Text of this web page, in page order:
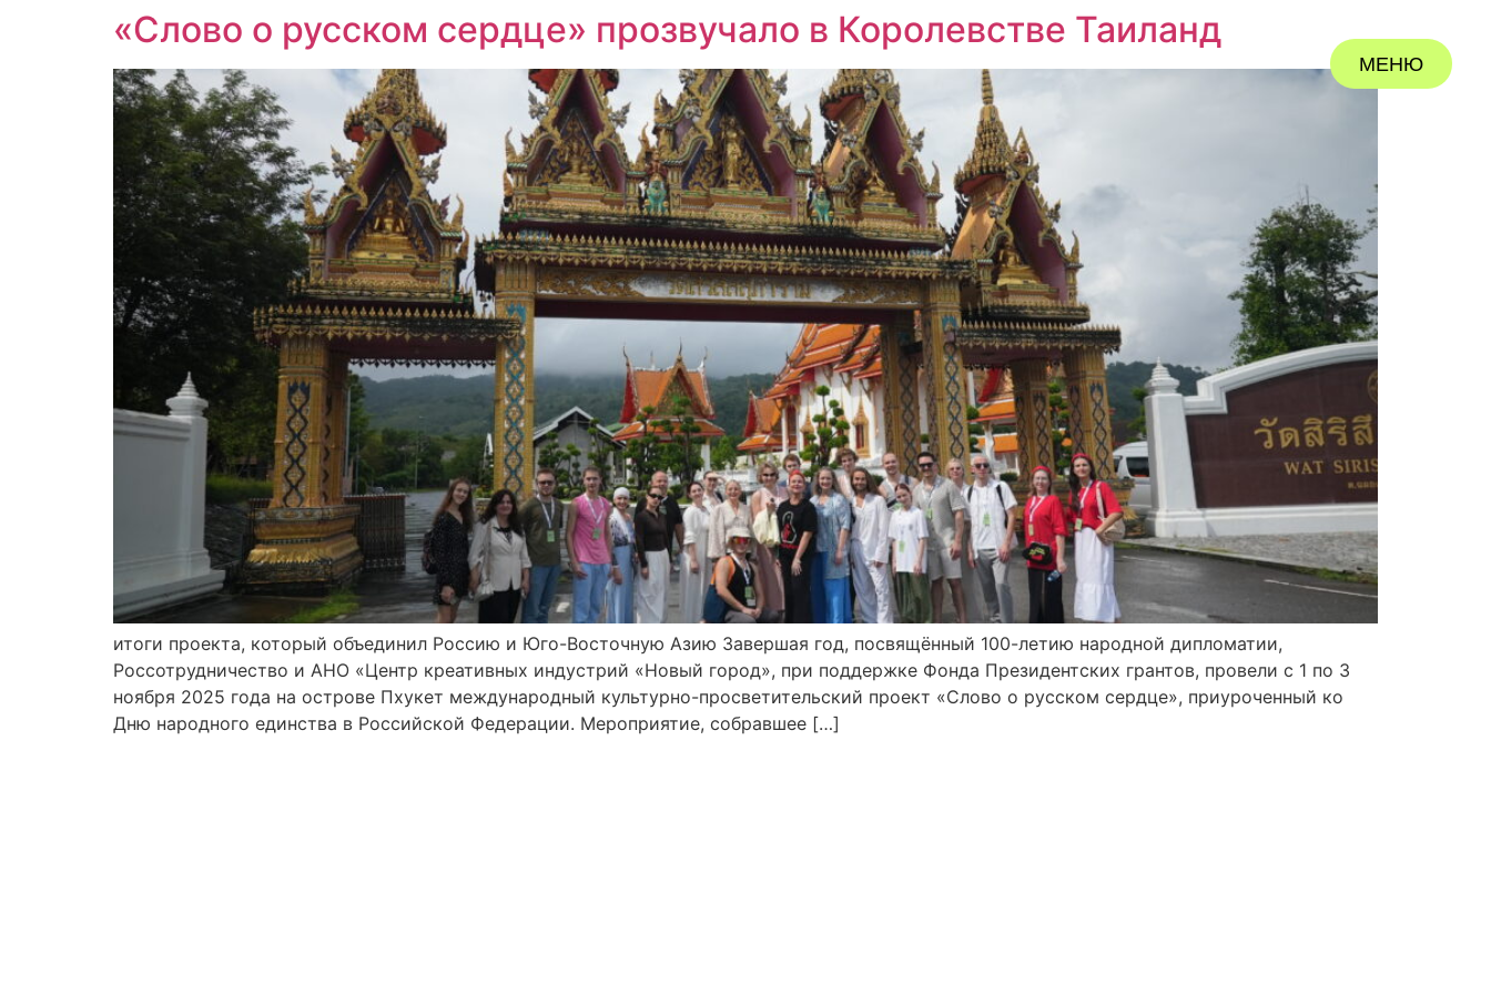
МЕНЮ
«Слово о русском сердце» прозвучало в Королевстве Таиланд
итоги проекта, который объединил Россию и Юго-Восточную Азию Завершая год, посвящённый 100-летию народной дипломатии,
Россотрудничество и АНО «Центр креативных индустрий «Новый город», при поддержке Фонда Президентских грантов, провели с 1 по 3
ноября 2025 года на острове Пхукет международный культурно-просветительский проект «Слово о русском сердце», приуроченный ко
Дню народного единства в Российской Федерации. Мероприятие, собравшее […]